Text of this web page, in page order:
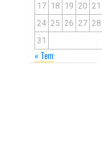
17 18 19 20 21
24 25 26 27 28
31
« Tem